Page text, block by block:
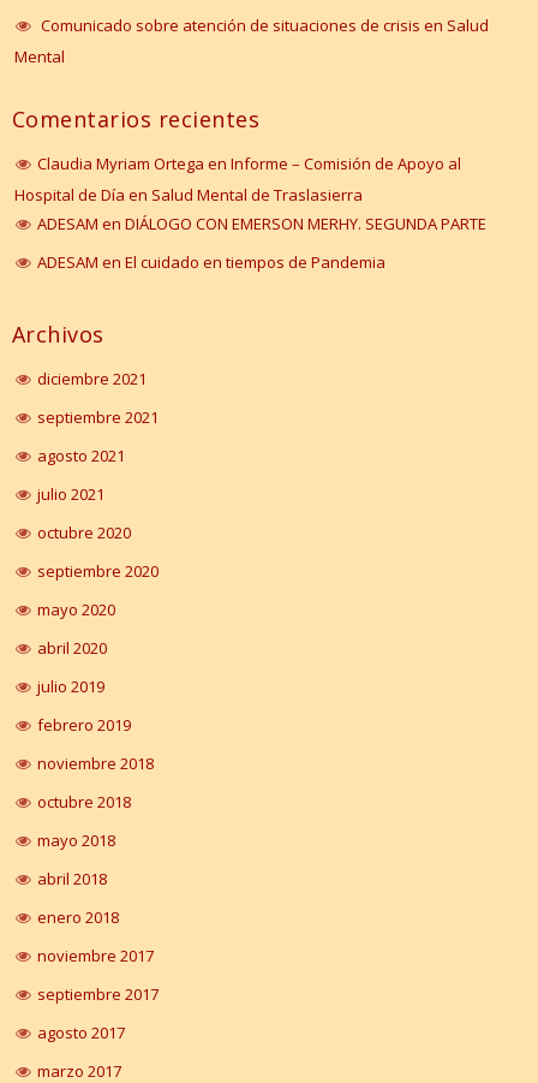
Comunicado sobre atención de situaciones de crisis en Salud
Mental
Comentarios recientes
Claudia Myriam Ortega en Informe – Comisión de Apoyo al
Hospital de Día en Salud Mental de Traslasierra
ADESAM en DIÁLOGO CON EMERSON MERHY. SEGUNDA PARTE
ADESAM en El cuidado en tiempos de Pandemia
Archivos
diciembre 2021
septiembre 2021
agosto 2021
julio 2021
octubre 2020
septiembre 2020
mayo 2020
abril 2020
julio 2019
febrero 2019
noviembre 2018
octubre 2018
mayo 2018
abril 2018
enero 2018
noviembre 2017
septiembre 2017
agosto 2017
marzo 2017